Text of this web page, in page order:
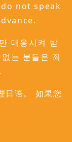
not speak
대응시켜 받
는 분들은 죄
日语。 如果您